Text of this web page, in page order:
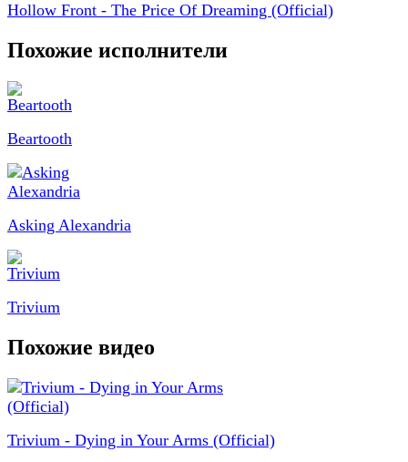
Hollow Front - The Price Of Dreaming (Official)
Похожие исполнители
Beartooth
Asking Alexandria
Trivium
Похожие видео
Trivium - Dying in Your Arms (Official)